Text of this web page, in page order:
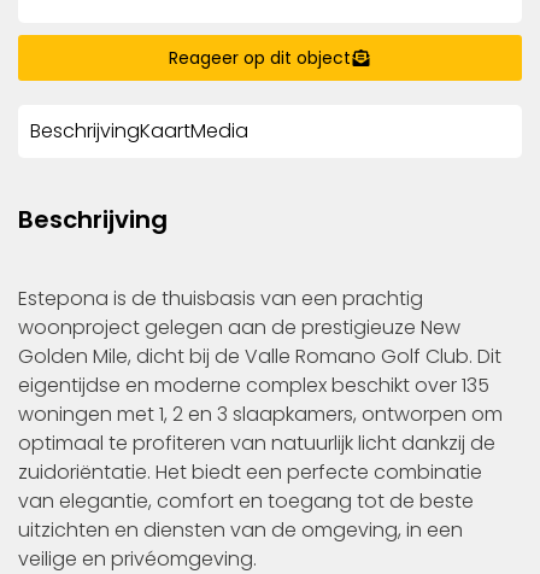
Reageer op dit object
BeschrijvingKaartMedia
Beschrijving
Estepona is de thuisbasis van een prachtig
woonproject gelegen aan de prestigieuze New
Golden Mile, dicht bij de Valle Romano Golf Club. Dit
eigentijdse en moderne complex beschikt over 135
woningen met 1, 2 en 3 slaapkamers, ontworpen om
optimaal te profiteren van natuurlijk licht dankzij de
zuidoriëntatie. Het biedt een perfecte combinatie
van elegantie, comfort en toegang tot de beste
uitzichten en diensten van de omgeving, in een
veilige en privéomgeving.